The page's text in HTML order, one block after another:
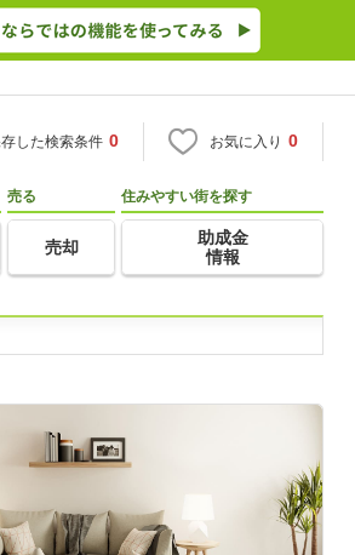
した検索条件 0 お気に入り 0
売る
売却
住みやすい街を探す
助成金
情報